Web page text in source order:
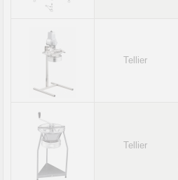
Tellier
Tellier